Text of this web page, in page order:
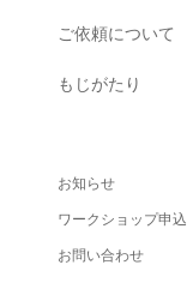
ご依頼について
もじがたり
お知らせ
ワークショップ申込
お問い合わせ